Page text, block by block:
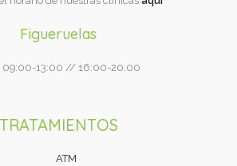
Figueruelas
09:00-13:00 // 16:00-20:00
TRATAMIENTOS
ATM